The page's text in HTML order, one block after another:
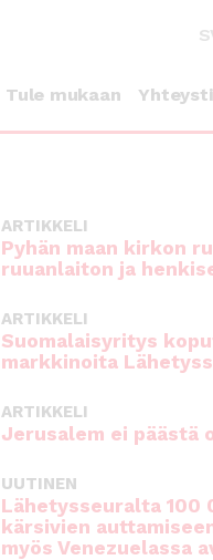
Tule mukaan
ARTIKKELI
Pyhän maan kirkon
ruuanlaiton ja
ARTIKKELI
Suomalaisyritys
markkinoita
ARTIKKELI
Jerusalem ei päästä
UUTINEN
Lähetysseuralta 100
kärsivien
myös Venezuelassa